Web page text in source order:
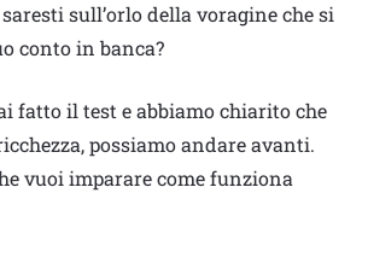
sull’orlo della voragine che si
conto in banca?
fatto il test e abbiamo chiarito che
possiamo andare avanti.
vuoi imparare come funziona